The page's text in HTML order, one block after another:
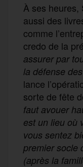
À ses heures,
aussi des
comme
credo de la
assurer par
la défense
lance
sorte de fête
faut avouer
est un lieu où
vous sentez
premier socle
(après la